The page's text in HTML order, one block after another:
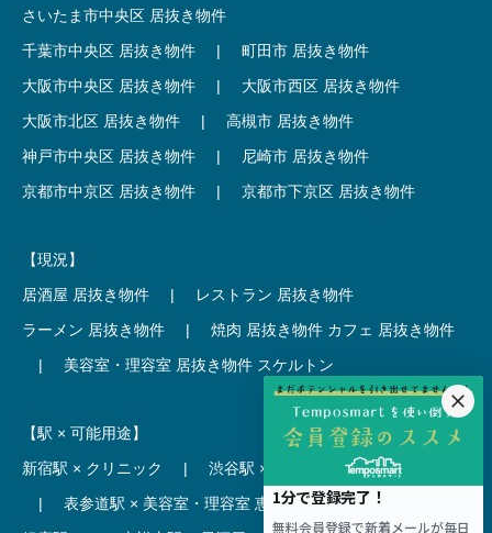
さいたま市中央区 居抜き物件
千葉市中央区 居抜き物件
|
町田市 居抜き物件
大阪市中央区 居抜き物件
|
大阪市西区 居抜き物件
大阪市北区 居抜き物件
|
高槻市 居抜き物件
神戸市中央区 居抜き物件
|
尼崎市 居抜き物件
京都市中京区 居抜き物件
| 京都市下京区 居抜き物件
【現況】
居酒屋 居抜き物件
|
レストラン 居抜き物件
ラーメン 居抜き物件
| 焼肉 居抜き物件 カフェ 居抜き物件
|
美容室・理容室 居抜き物件 スケルトン
【駅 × 可能用途】
新宿駅 × クリニック
| 渋谷駅 × カフェ
池袋駅 × ラーメン
|
表参道駅 × 美容室・理容室 恵比寿駅 × レストラン